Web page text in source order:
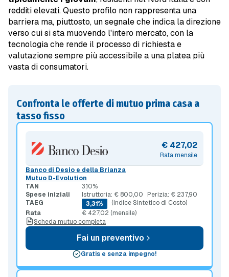
redditi elevati. Questo profilo non rappresenta una
barriera ma, piuttosto, un segnale che indica la direzione
verso cui si sta muovendo l'intero mercato, con la
tecnologia che rende il processo di richiesta e
valutazione sempre più accessibile a una platea più
vasta di consumatori.
Confronta le offerte di mutuo prima casa a
tasso fisso
Rata mensile
€ 427,02
Banco di Desio e della Brianza
Mutuo D-Evolution
TAN
3,10%
Spese iniziali
Istruttoria: € 800,00
Perizia: € 237,90
TAEG
3,31%
(Indice Sintetico di Costo)
Rata
€ 427,02 (mensile)
Scheda mutuo completa
Fai un preventivo
Gratis e senza impegno!